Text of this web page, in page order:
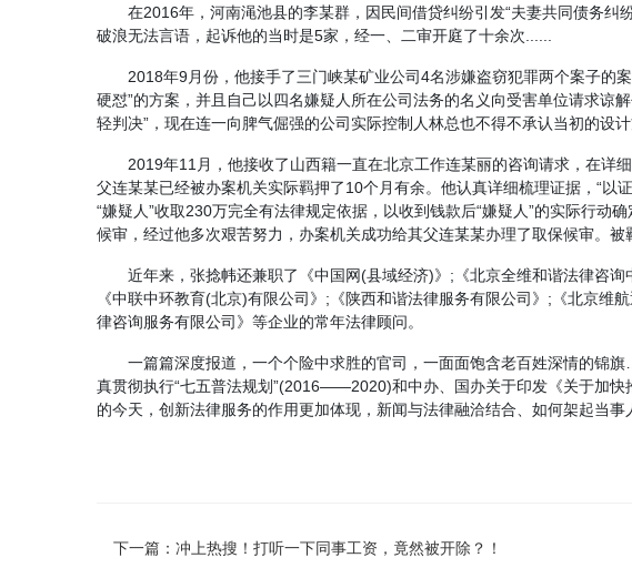
在2016年，河南渑池县的李某群，因民间借贷纠纷引发“夫妻共同债务
破浪无法言语，起诉他的当时是5家，经一、二审开庭了十余次......
2018年9月份，他接手了三门峡某矿业公司4名涉嫌盗窃犯罪两个案子的
硬怼”的方案，并且自己以四名嫌疑人所在公司法务的名义向受害单位请求谅
轻判决”，现在连一向脾气倔强的公司实际控制人林总也不得不承认当初的设计
2019年11月，他接收了山西籍一直在北京工作连某丽的咨询请求，在详
父连某某已经被办案机关实际羁押了10个月有余。他认真详细梳理证据，“以
“嫌疑人”收取230万完全有法律规定依据，以收到钱款后“嫌疑人”的实际行
候审，经过他多次艰苦努力，办案机关成功给其父连某某办理了取保候审。
近年来，张捻帏还兼职了《中国网(县域经济)》;《北京全维和谐法律咨
《中联中环教育(北京)有限公司》;《陕西和谐法律服务有限公司》;《北京
律咨询服务有限公司》等企业的常年法律顾问。
一篇篇深度报道，一个个险中求胜的官司，一面面饱含老百姓深情的锦
真贯彻执行“七五普法规划”(2016——2020)和中办、国办关于印发《关于加
的今天，创新法律服务的作用更加体现，新闻与法律融洽结合、如何架起当
下一篇： 冲上热搜！打听一下同事工资，竟然被开除？！